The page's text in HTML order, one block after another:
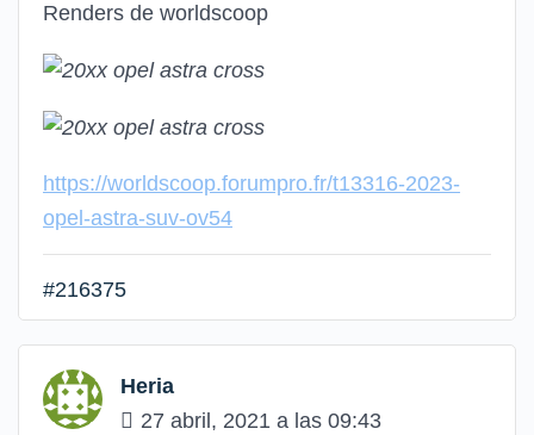
Renders de worldscoop
https://worldscoop.forumpro.fr/t13316-2023-
opel-astra-suv-ov54
#216375
Heria
27 abril, 2021 a las 09:43